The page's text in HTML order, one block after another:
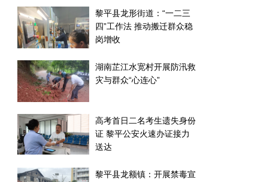
黎平县龙形街道：“一二三
四”工作法 推动搬迁群众稳
岗增收
湖南芷江水宽村开展防汛救
灾与群众“心连心”
高考首日二名考生遗失身份
证 黎平公安火速办证接力
送达
黎平县龙额镇：开展禁毒宣